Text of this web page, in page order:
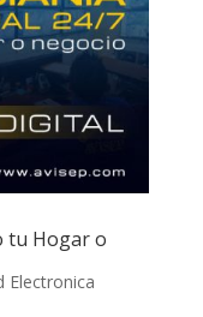
tu Hogar o
Electronica